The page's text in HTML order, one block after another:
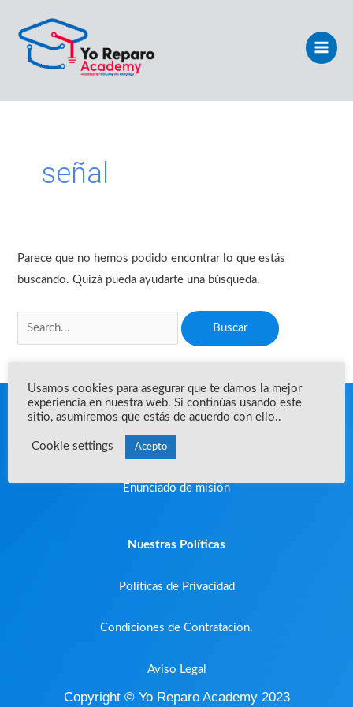
contenido
Menu
señal
Parece que no hemos podido encontrar lo que estás
buscando. Quizá pueda ayudarte una búsqueda.
Acerca de la empresa
Que es YRA?
Enunciado de misión
Nuestras Políticas
Políticas de Privacidad
Condiciones de Contratación.
Aviso Legal
Copyright © Yo Reparo Academy 2023
Usamos cookies para asegurar que te damos la mejor
experiencia en nuestra web. Si continúas usando este
sitio, asumiremos que estás de acuerdo con ello..
Cookie settings Acepto